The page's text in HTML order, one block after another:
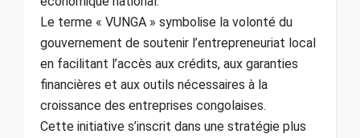
Le terme « VUNGA » symbolise la volonté du
gouvernement de soutenir l’entrepreneuriat local
en facilitant l’accès aux crédits, aux garanties
financières et aux outils nécessaires à la
croissance des entreprises congolaises.
Cette initiative s’inscrit dans une stratégie plus